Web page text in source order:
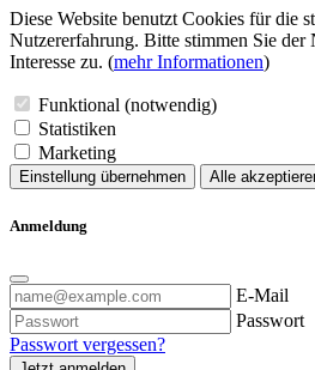
Diese Website benutzt Cookies für die
Nutzererfahrung. Bitte stimmen Sie der
Interesse zu. (mehr Informationen)
Funktional (notwendig)
Statistiken
Marketing
Einstellung übernehmen Alle
Anmeldung
E-Mail
Passwort
Passwort vergessen?